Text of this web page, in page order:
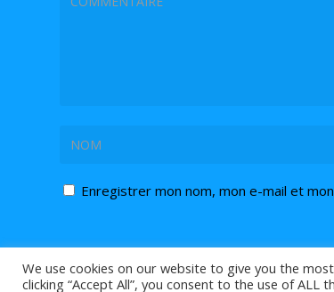
Enregistrer mon nom, mon e-mail et
We use cookies on our website to give you the
clicking “Accept All”, you consent to the use of